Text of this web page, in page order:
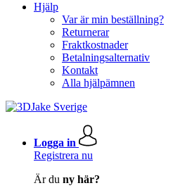
Hjälp
Var är min beställning?
Returnerar
Fraktkostnader
Betalningsalternativ
Kontakt
Alla hjälpämnen
Logga in
Registrera nu
Är du ny här?